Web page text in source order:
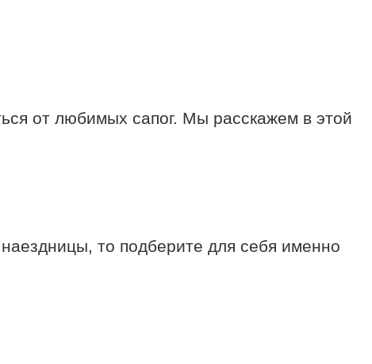
от любимых сапог. Мы расскажем в этой
то подберите для себя именно